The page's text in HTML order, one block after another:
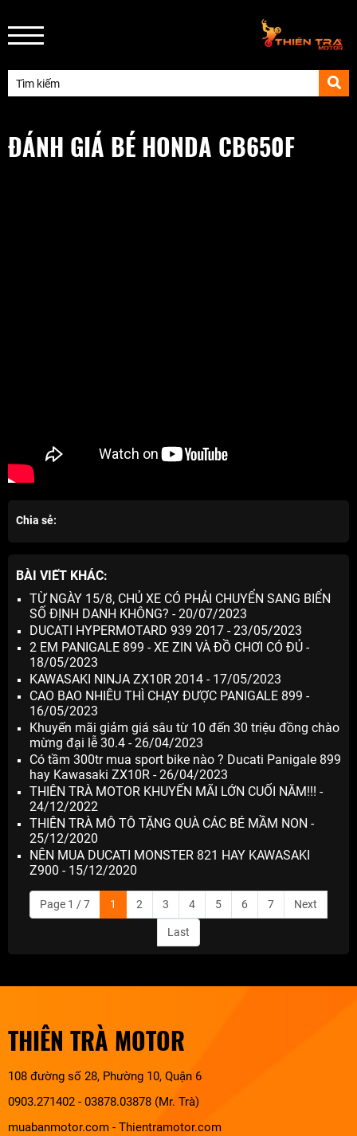
ĐÁNH GIÁ BÉ HONDA CB650F
Chia sẻ:
BÀI VIẾT KHÁC:
TỪ NGÀY 15/8, CHỦ XE CÓ PHẢI CHUYỂN SANG BIỂN
SỐ ĐỊNH DANH KHÔNG? - 20/07/2023
DUCATI HYPERMOTARD 939 2017 - 23/05/2023
2 EM PANIGALE 899 - XE ZIN VÀ ĐỒ CHƠI CÓ ĐỦ -
18/05/2023
KAWASAKI NINJA ZX10R 2014 - 17/05/2023
CAO BAO NHIÊU THÌ CHẠY ĐƯỢC PANIGALE 899 -
16/05/2023
Khuyến mãi giảm giá sâu từ 10 đến 30 triệu đồng chào
mừng đại lễ 30.4 - 26/04/2023
Có tầm 300tr mua sport bike nào ? Ducati Panigale 899
hay Kawasaki ZX10R - 26/04/2023
THIÊN TRÀ MOTOR KHUYẾN MÃI LỚN CUỐI NĂM!!! -
24/12/2022
THIÊN TRÀ MÔ TÔ TẶNG QUÀ CÁC BÉ MẦM NON -
25/12/2020
NÊN MUA DUCATI MONSTER 821 HAY KAWASAKI
Z900 - 15/12/2020
Page 1 / 7 1 2 3 4 5 6 7 Next
Last
THIÊN TRÀ MOTOR
108 đường số 28, Phường 10, Quận 6
0903.271402 - 03878.03878 (Mr. Trà)
muabanmotor.com - Thientramotor.com